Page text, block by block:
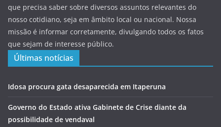
que precisa saber sobre diversos assuntos relevantes do
nosso cotidiano, seja em âmbito local ou nacional. Nossa
missão é informar corretamente, divulgando todos os fatos
que sejam de interesse público.
Últimas notícias
Idosa procura gata desaparecida em Itaperuna
Governo do Estado ativa Gabinete de Crise diante da
possibilidade de vendaval